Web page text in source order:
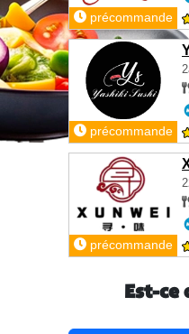
précommande
précommande
précommande
Est-ce